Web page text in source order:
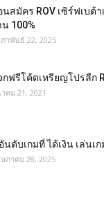
นสมัคร ROV เซิร์ฟเบต้
น 100%
าพันธ์ 22, 2025
กฟรีโค้ดเหรียญโปรลีก
คม 21, 2021
นดับเกมที่ ได้เงิน เล่นเ
ภาคม 28, 2025